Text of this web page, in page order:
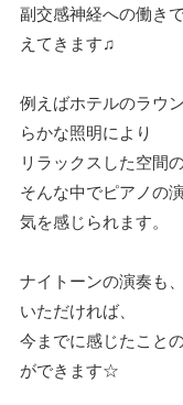
副交感神経への働き
えてきます♫
例えばホテルのラウ
らかな照明により
リラックスした空間
そんな中でピアノの
気を感じられます。
ナイトーンの演奏も
いただければ、
今までに感じたこと
ができます☆